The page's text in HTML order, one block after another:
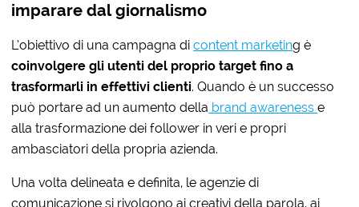
imparare dal giornalismo
L’obiettivo di una campagna dicontent marketing è
coinvolgere gli utenti del proprio target fino a
trasformarli in effettivi clienti. Quando è un successo
può portare ad un aumento della brand awarenesse
alla trasformazione dei follower in veri e propri
ambasciatori della propria azienda.
Una volta delineata e definita, le agenzie di
comunicazione si rivolgono ai creativi della parola, ai